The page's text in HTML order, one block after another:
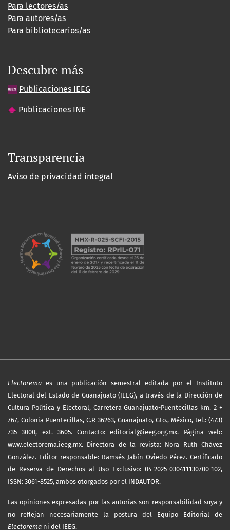
Para lectores/as
Para autores/as
Para bibliotecarios/as
Descubre más
Publicaciones IEEG
Publicaciones INE
Transparencia
Aviso de privacidad integral
Electorema es una publicación semestral editada por el Instituto
Electoral del Estado de Guanajuato (IEEG), a través de la Dirección de
Cultura Política y Electoral, Carretera Guanajuato-Puentecillas km. 2 +
767, Colonia Puentecillas, C.P. 36263, Guanajuato, Gto., México, tel.: (473)
735 3000, ext. 3605. Contacto: editorial@ieeg.org.mx. Página web:
www.electorema.ieeg.mx. Directora de la revista: Nora Ruth Chávez
González. Editor responsable: Ramsés Jabín Oviedo Pérez. Certificado
de Reserva de Derechos al Uso Exclusivo: 04-2025-030411130700-102,
ISSN: 3061-8525, ambos otorgados por el INDAUTOR.
Las opiniones expresadas por las autorías son responsabilidad suya y
no reflejan necesariamente la postura del Equipo Editorial de
Electorema ni del IEEG.